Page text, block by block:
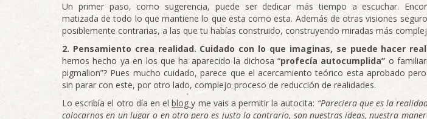
Un primer paso, como sugerencia, puede ser dedicar más tiempo a escuchar.
matizada de todo lo que mantiene lo que esta como esta. Además de otras visiones
posiblemente contrarias, a las que tu habías construido, construyendo miradas más
2. Pensamiento crea realidad. Cuidado con lo que imaginas, se puede hacer
hemos hecho ya en los que ha aparecido la dichosa “profecía autocumplida” o
pigmalion”? Pues mucho cuidado, parece que el acercamiento teórico esta aprobado
sin parar con este, por otro lado, complejo proceso de reducción de realidades.
Lo escribía el otro día en elblogy me vais a permitir la autocita: “Pareciera que es la
colocarnos en un lugar o en otro pero es justo lo contrario, son nuestras ideas, nuestra